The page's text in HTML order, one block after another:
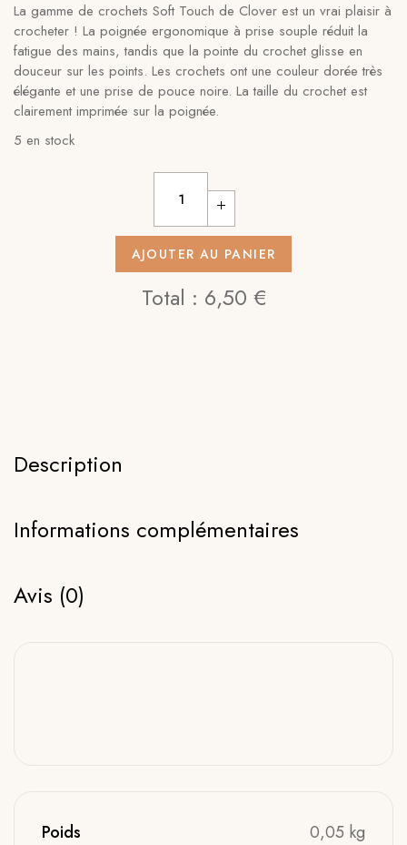
La gamme de crochets Soft Touch de Clover est un vrai plaisir à
crocheter ! La poignée ergonomique à prise souple réduit la
fatigue des mains, tandis que la pointe du crochet glisse en
douceur sur les points. Les crochets ont une couleur dorée très
élégante et une prise de pouce noire. La taille du crochet est
clairement imprimée sur la poignée.
5 en stock
AJOUTER AU PANIER
Total : 6,50 €
Description
Informations complémentaires
Avis (0)
Poids 0,05 kg